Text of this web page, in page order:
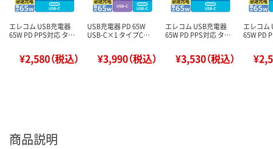
エレコム USB充電器
65W PD PPS対応 タ…
¥2,580（税込）
USB充電器 PD 65W
USB-C×1 タイプC…
¥3,990（税込）
エレコム USB充電器
65W PD PPS対応 タ…
¥3,530（税込）
エレコム
65W PD
商品説明